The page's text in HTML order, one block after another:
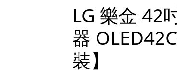
LG 樂金 42
器
裝】